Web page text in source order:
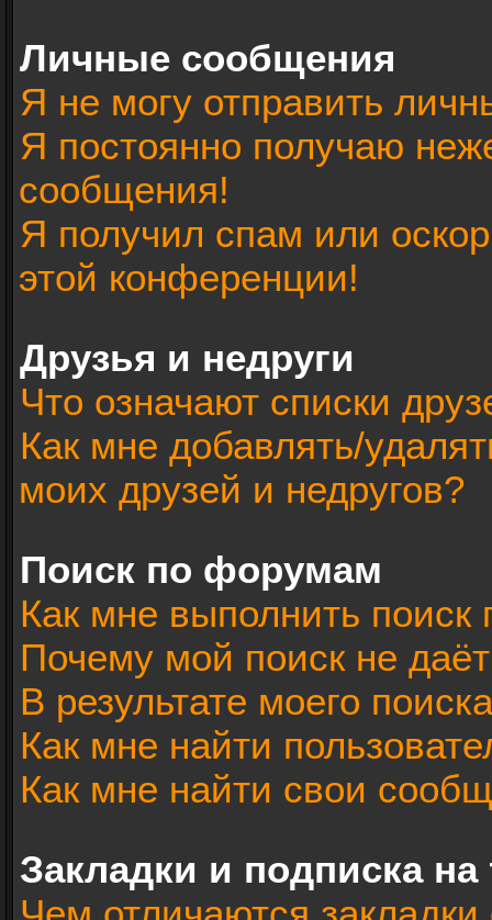
Личные сообщения
Я не могу отправить
Я постоянно получаю
сообщения!
Я получил спам или
этой конференции!
Друзья и недруги
Что означают списки
Как мне добавлять/
моих друзей и недругов?
Поиск по форумам
Как мне выполнить
Почему мой поиск не даёт
В результате моего
Как мне найти
Как мне найти свои
Закладки и подписка